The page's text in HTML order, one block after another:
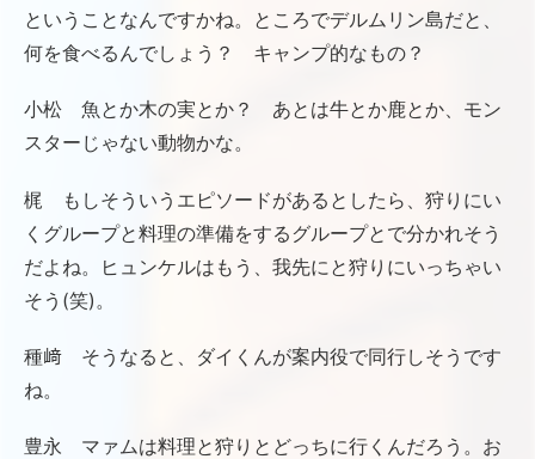
ということなんですかね。ところでデルムリン島だと、
何を食べるんでしょう？ キャンプ的なもの？
小松 魚とか木の実とか？ あとは牛とか鹿とか、モン
スターじゃない動物かな。
梶 もしそういうエピソードがあるとしたら、狩りにい
くグループと料理の準備をするグループとで分かれそう
だよね。ヒュンケルはもう、我先にと狩りにいっちゃい
そう(笑)。
種﨑 そうなると、ダイくんが案内役で同行しそうです
ね。
豊永 マァムは料理と狩りとどっちに行くんだろう。お